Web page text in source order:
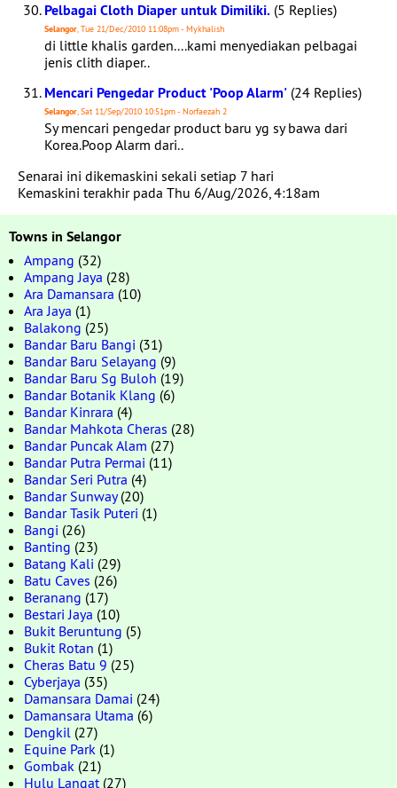
Pelbagai Cloth Diaper untuk Dimiliki. (5 Replies)
Selangor, Tue 21/Dec/2010 11:08pm - Mykhalish
di little khalis garden....kami menyediakan pelbagai
jenis clith diaper..
Mencari Pengedar Product 'Poop Alarm' (24 Replies)
Selangor, Sat 11/Sep/2010 10:51pm - Norfaezah 2
Sy mencari pengedar product baru yg sy bawa dari
Korea.Poop Alarm dari..
Senarai ini dikemaskini sekali setiap 7 hari
Kemaskini terakhir pada Thu 6/Aug/2026, 4:18am
Towns in Selangor
Ampang (32)
Ampang Jaya (28)
Ara Damansara (10)
Ara Jaya (1)
Balakong (25)
Bandar Baru Bangi (31)
Bandar Baru Selayang (9)
Bandar Baru Sg Buloh (19)
Bandar Botanik Klang (6)
Bandar Kinrara (4)
Bandar Mahkota Cheras (28)
Bandar Puncak Alam (27)
Bandar Putra Permai (11)
Bandar Seri Putra (4)
Bandar Sunway(20)
Bandar Tasik Puteri (1)
Bangi (26)
Banting (23)
Batang Kali (29)
Batu Caves (26)
Beranang (17)
Bestari Jaya (10)
Bukit Beruntung (5)
Bukit Rotan (1)
Cheras Batu 9 (25)
Cyberjaya (35)
Damansara Damai (24)
Damansara Utama (6)
Dengkil (27)
Equine Park (1)
Gombak (21)
Hulu Langat(27)